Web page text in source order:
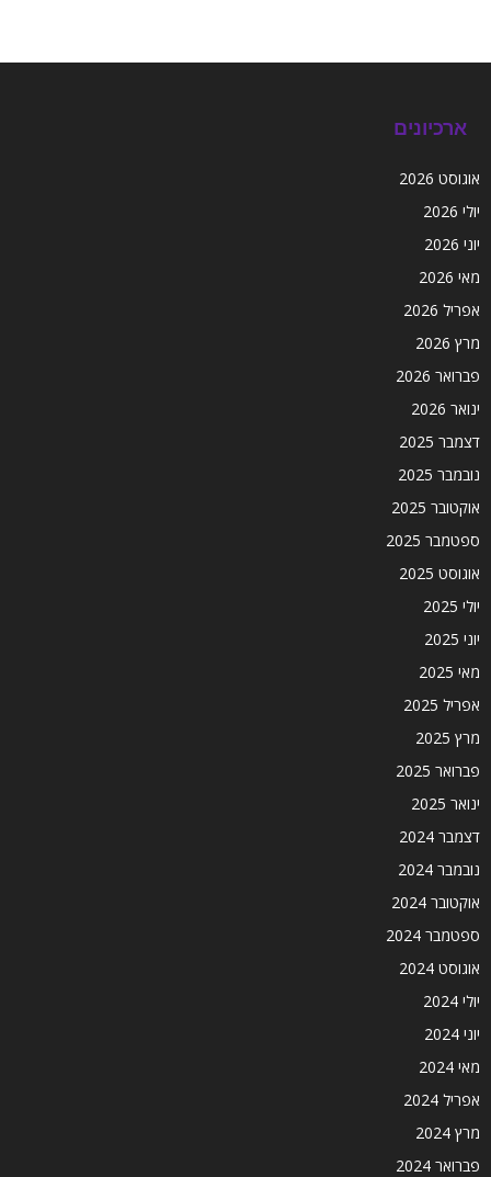
ארכיונים
אוגוסט 2026
יולי 2026
יוני 2026
מאי 2026
אפריל 2026
מרץ 2026
פברואר 2026
ינואר 2026
דצמבר 2025
נובמבר 2025
אוקטובר 2025
ספטמבר 2025
אוגוסט 2025
יולי 2025
יוני 2025
מאי 2025
אפריל 2025
מרץ 2025
פברואר 2025
ינואר 2025
דצמבר 2024
נובמבר 2024
אוקטובר 2024
ספטמבר 2024
אוגוסט 2024
יולי 2024
יוני 2024
מאי 2024
אפריל 2024
מרץ 2024
פברואר 2024